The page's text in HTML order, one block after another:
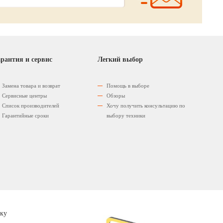
и сервис
Замена товара и возврат
Сервисные центры
Список производителей
Гарантийные сроки
Легкий выбор
Помощь в выборе
Обзоры
Хочу получить консультацию по
выбору техники